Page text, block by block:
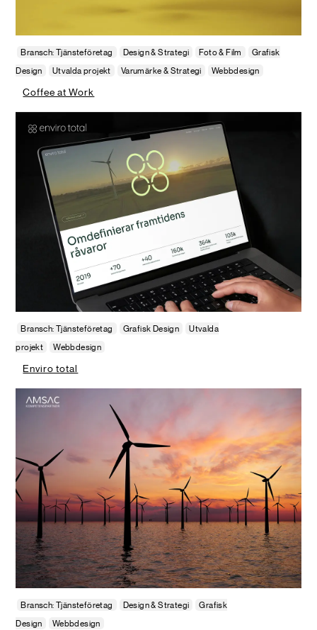
Bransch: Tjänsteföretag Design & Strategi Foto & Film
Grafisk
Design
Utvalda projekt Varumärke & Strategi Webbdesign
Coffee at Work
Bransch: Tjänsteföretag Grafisk Design
Utvalda
projekt
Webbdesign
Enviro total
Bransch: Tjänsteföretag Design & Strategi
Grafisk
Design
Webbdesign